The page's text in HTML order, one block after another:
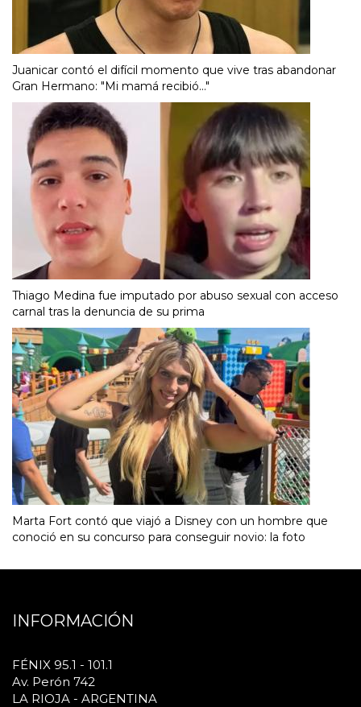
Juanicar contó el difícil momento que vive tras abandonar
Gran Hermano: "Mi mamá recibió..."
Thiago Medina fue imputado por abuso sexual con acceso
carnal tras la denuncia de su prima
Marta Fort contó que viajó a Disney con un hombre que
conoció en su concurso para conseguir novio: la foto
INFORMACIÓN
FÉNIX 95.1 - 101.1
Av. Perón 742
LA RIOJA - ARGENTINA